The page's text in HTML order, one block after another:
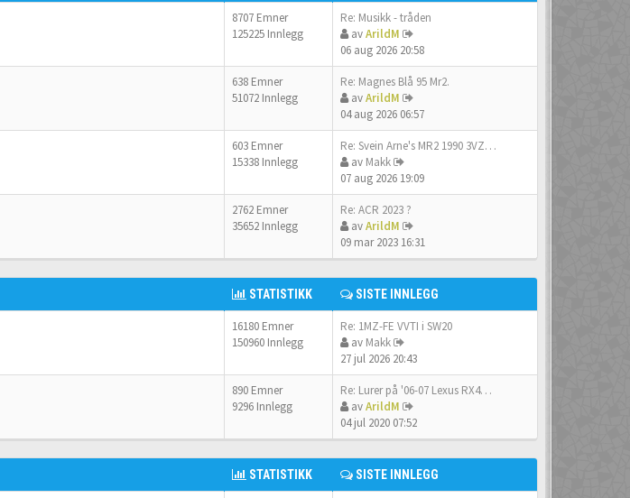
8707 Emner
125225 Innlegg
Re: Musikk - tråden
avArildM
06 aug 2026 20:58
638 Emner
51072 Innlegg
Re: Magnes Blå 95 Mr2.
avArildM
04 aug 2026 06:57
603 Emner
15338 Innlegg
Re: Svein Arne's MR2 1990 3VZ…
av Makk
07 aug 2026 19:09
2762 Emner
35652 Innlegg
Re: ACR 2023 ?
avArildM
09 mar 2023 16:31
STATISTIKK SISTE INNLEGG
16180 Emner
150960 Innlegg
Re: 1MZ-FE VVTI i SW20
av Makk
27 jul 2026 20:43
890 Emner
9296 Innlegg
Re: Lurer på '06-07 Lexus RX4…
avArildM
04 jul 2020 07:52
STATISTIKK SISTE INNLEGG